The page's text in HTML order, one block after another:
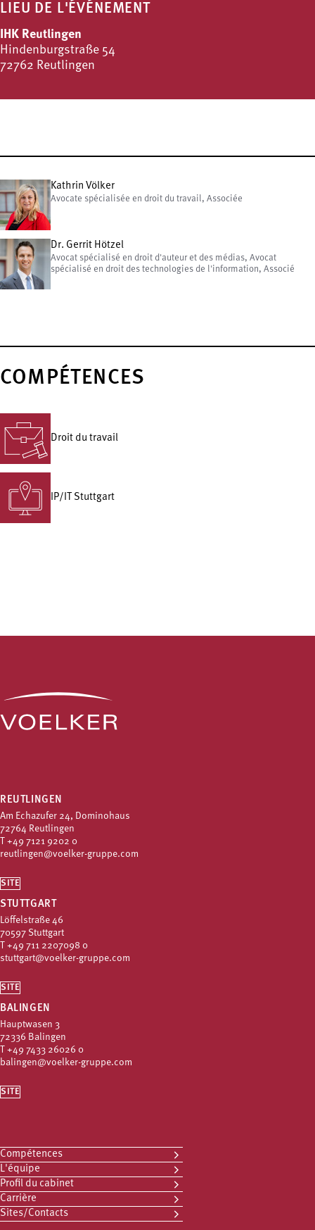
LIEU DE L'ÉVÉNEMENT
IHK Reutlingen
Hindenburgstraße 54
72762 Reutlingen
Kathrin Völker
Avocate spécialisée en droit du travail, Associée
Dr. Gerrit Hötzel
Avocat spécialisé en droit d'auteur et des médias, Avocat
spécialisé en droit des technologies de l'information, Associé
COMPÉTENCES
Droit du travail
IP/IT Stuttgart
REUTLINGEN
Am Echazufer 24, Dominohaus
72764 Reutlingen
T +49 7121 9202 0
reutlingen@voelker-gruppe.com
SITE
STUTTGART
Löffelstraße 46
70597 Stuttgart
T +49 711 2207098 0
stuttgart@voelker-gruppe.com
SITE
BALINGEN
Hauptwasen 3
72336 Balingen
T +49 7433 26026 0
balingen@voelker-gruppe.com
SITE
Compétences
L'équipe
Profil du cabinet
Carrière
Sites/Contacts